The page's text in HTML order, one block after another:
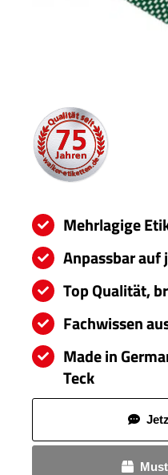
Mehrlagige
Anpassbar auf
Top Qualität,
Fachwissen
Made in
Teck